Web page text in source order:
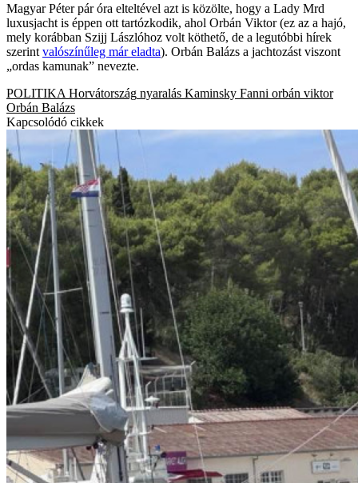
Magyar Péter pár óra elteltével azt is közölte, hogy a Lady Mrd
luxusjacht is éppen ott tartózkodik, ahol Orbán Viktor (ez az a hajó,
mely korábban Szijj Lászlóhoz volt köthető, de a legutóbbi hírek
szerint valószínűleg már eladta). Orbán Balázs a jachtozást viszont
„ordas kamunak” nevezte.
POLITIKA Horvátország nyaralás Kaminsky Fanni orbán viktor
Orbán Balázs
Kapcsolódó cikkek